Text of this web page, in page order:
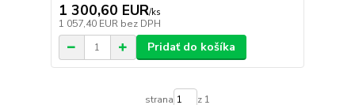
1 300,60 EUR/ks
1 057,40 EUR bez DPH
Pridať do košíka
strana z 1